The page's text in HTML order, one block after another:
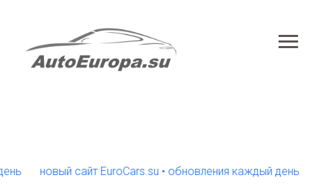
новый сайт EuroCars.su • обновления каждый день